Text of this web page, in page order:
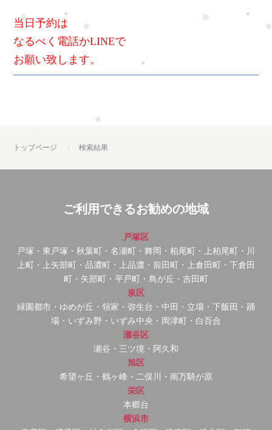
当日予約は
なるべく電話かLINEで
お願い致します。
トップページ 検索結果
ご利用できるお勧めの地域
戸塚区
戸塚・東戸塚・秋葉町・名瀬町・舞岡・柏尾町・上柏尾町・川
上町・上矢部町・品濃町・上品濃・前田町・上倉田町・下倉田
町・矢部町・平戸町・鳥が丘・吉田町
泉区
緑園都市・ゆめが丘・領家・弥生台・中田・立場・下飯田・踊
場・いずみ野・いずみ中央・岡津町・白百合
瀬谷区
瀬谷・三ツ境・阿久和
旭区
希望ヶ丘・鶴ヶ峰・二俣川・南万騎が原
栄区
本郷台
横浜市